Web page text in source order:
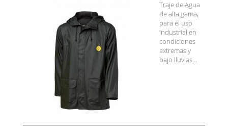
Traje de Agua
de alta gama,
para el uso
industrial en
condiciones
extremas y
bajo lluvias...